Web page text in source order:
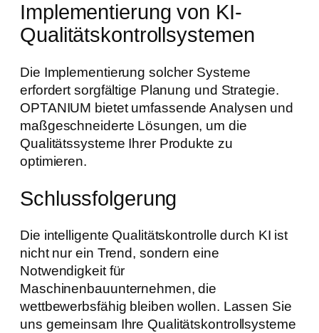
Implementierung von KI-
Qualitätskontrollsystemen
Die Implementierung solcher Systeme
erfordert sorgfältige Planung und Strategie.
OPTANIUM bietet umfassende Analysen und
maßgeschneiderte Lösungen, um die
Qualitätssysteme Ihrer Produkte zu
optimieren.
Schlussfolgerung
Die intelligente Qualitätskontrolle durch KI ist
nicht nur ein Trend, sondern eine
Notwendigkeit für
Maschinenbauunternehmen, die
wettbewerbsfähig bleiben wollen. Lassen Sie
uns gemeinsam Ihre Qualitätskontrollsysteme